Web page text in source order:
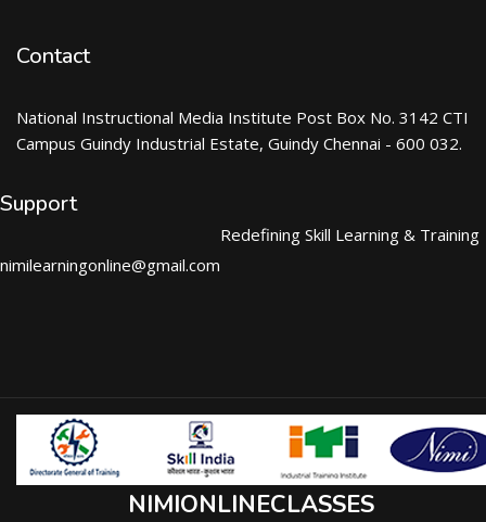
Contact
National Instructional Media Institute Post Box No. 3142 CTI
Campus Guindy Industrial Estate, Guindy Chennai - 600 032.
Support
nimilearningonline@gmail.com
Redefining Skill Learning & Training
NIMIONLINECLASSES